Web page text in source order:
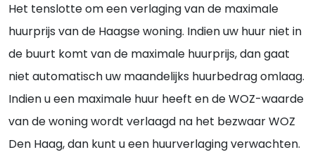
Het tenslotte om een verlaging van de maximale
huurprijs van de Haagse woning. Indien uw huur niet in
de buurt komt van de maximale huurprijs, dan gaat
niet automatisch uw maandelijks huurbedrag omlaag.
Indien u een maximale huur heeft en de WOZ-waarde
van de woning wordt verlaagd na het bezwaar WOZ
Den Haag, dan kunt u een huurverlaging verwachten.